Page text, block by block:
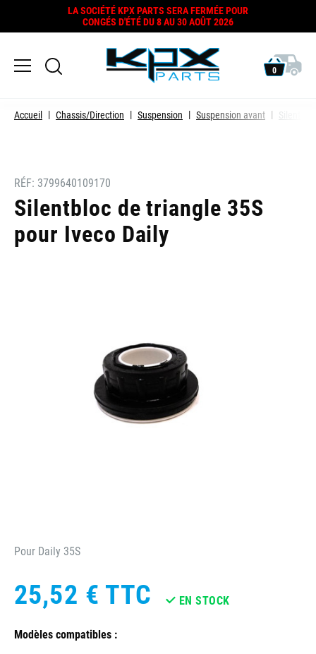
LA SOCIÉTÉ KPX PARTS SERA FERMÉE POUR
CONGÉS D'ÉTÉ DU 8 AU 30 AOÛT 2026
0
Accueil Chassis/Direction Suspension Suspension avant
RÉF: 3799640109170
Silentbloc de triangle 35S
pour Iveco Daily
Pour Daily 35S
25,52 € TTC EN STOCK
Modèles compatibles :